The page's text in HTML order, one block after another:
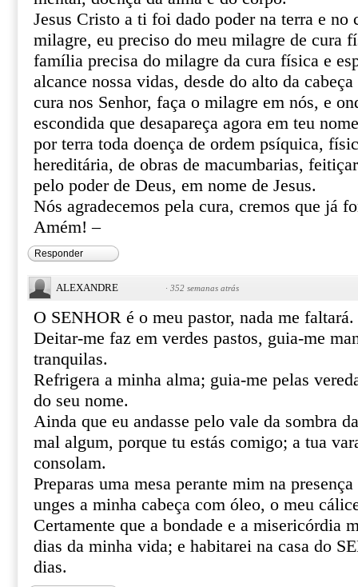
Jesus Cristo a ti foi dado poder na terra e no
milagre, eu preciso do meu milagre de cura
família precisa do milagre da cura física e
alcance nossa vidas, desde do alto da
cura nos Senhor, faça o milagre em nós, e
escondida que desapareça agora em teu
por terra toda doença de ordem psíquica,
hereditária, de obras de macumbarias,
pelo poder de Deus, em nome de Jesus.
Nós agradecemos pela cura, cremos que já
Amém! –
Responder
ALEXANDRE · 352 semanas atrás
O SENHOR é o meu pastor, nada me faltará.
Deitar-me faz em verdes pastos, guia-me
tranquilas.
Refrigera a minha alma; guia-me pelas
do seu nome.
Ainda que eu andasse pelo vale da sombra
mal algum, porque tu estás comigo; a tua
consolam.
Preparas uma mesa perante mim na
unges a minha cabeça com óleo, o meu
Certamente que a bondade e a misericórdia
dias da minha vida; e habitarei na casa do
dias.